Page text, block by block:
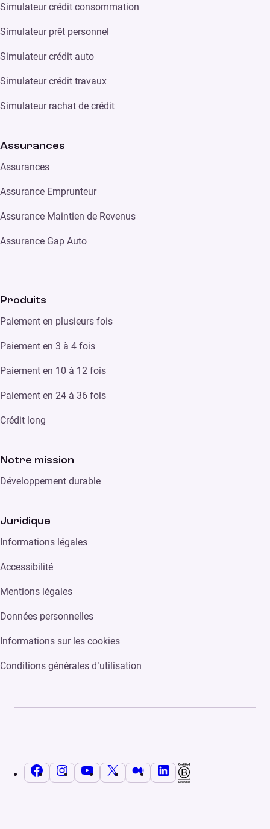
Simulateur crédit consommation
Simulateur prêt personnel
Simulateur crédit auto
Simulateur crédit travaux
Simulateur rachat de crédit
Assurances
Assurances
Assurance Emprunteur
Assurance Maintien de Revenus
Assurance Gap Auto
Produits
Paiement en plusieurs fois
Paiement en 3 à 4 fois
Paiement en 10 à 12 fois
Paiement en 24 à 36 fois
Crédit long
Notre mission
Développement durable
Juridique
Informations légales
Accessibilité
Mentions légales
Données personnelles
Informations sur les cookies
Conditions générales d’utilisation
FacebookInstagramYouTube MediumLinkedIn